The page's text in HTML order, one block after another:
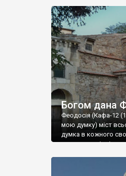
Богом дана
Феодосія (Кафа-12
мою думку) міст
думка в кожного
запрошую відвідати